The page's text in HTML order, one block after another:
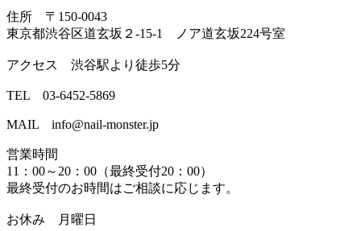
住所 〒150-0043
東京都渋谷区道玄坂２-15-1 ノア道玄坂224号室
アクセス 渋谷駅より徒歩5分
TEL 03-6452-5869
MAIL info@nail-monster.jp
営業時間
11：00～20：00（最終受付20：00）
最終受付のお時間はご相談に応じます。
お休み 月曜日